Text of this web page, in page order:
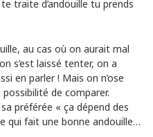
traite d’andouille tu prends
au cas où on aurait mal
s’est laissé tenter, on a
en parler ! Mais on n’ose
de comparer.
préférée « ça dépend des
qui fait une bonne andouille…